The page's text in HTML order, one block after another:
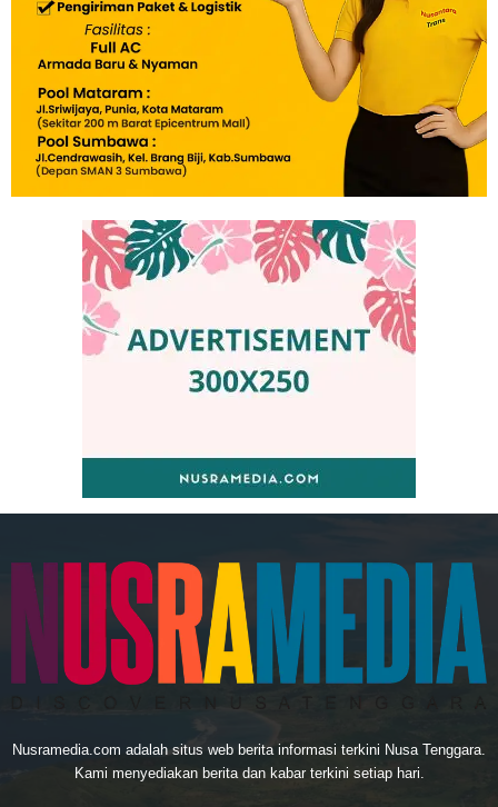
Nusramedia.com adalah situs web berita informasi terkini Nusa Tenggara.
Kami menyediakan berita dan kabar terkini setiap hari.